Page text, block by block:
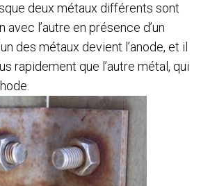
deux métaux différents sont
avec l’autre en présence d’un
des métaux devient l’anode, et il
rapidement que l’autre métal, qui